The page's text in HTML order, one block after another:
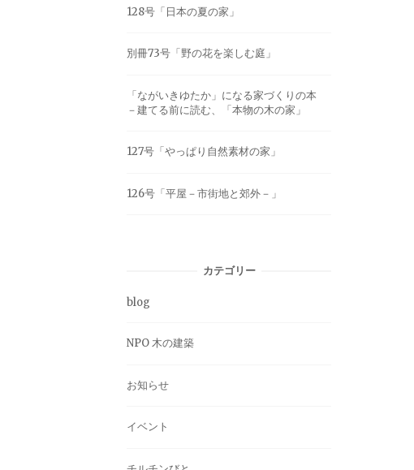
128号「日本の夏の家」
別冊73号「野の花を楽しむ庭」
「ながいきゆたか」になる家づくりの本
－建てる前に読む、「本物の木の家」
127号「やっぱり自然素材の家」
126号「平屋－市街地と郊外－」
カテゴリー
blog
NPO 木の建築
お知らせ
イベント